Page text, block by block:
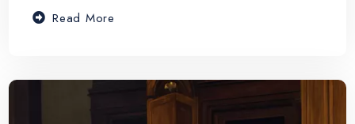
Read More